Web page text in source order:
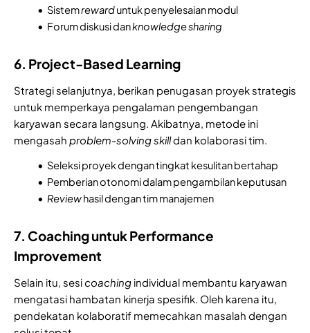
Sistemrewarduntuk penyelesaian modul
Forum diskusi danknowledgesharing
6. Project-Based Learning
Strategi selanjutnya, berikan penugasan proyek strategis
untuk memperkaya pengalaman pengembangan
karyawan secara langsung. Akibatnya, metode ini
mengasah problem-solvingskilldan kolaborasi tim.
Seleksi proyek dengan tingkat kesulitan bertahap
Pemberian otonomi dalam pengambilan keputusan
Reviewhasil dengan tim manajemen
7. Coaching untuk Performance
Improvement
Selain itu, sesicoaching individual membantu karyawan
mengatasi hambatan kinerja spesifik. Oleh karena itu,
pendekatan kolaboratif memecahkan masalah dengan